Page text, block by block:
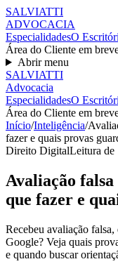
SALVIATTI
ADVOCACIA
EspecialidadesO
Área do Cliente em
Abrir menu
SALVIATTI
Advocacia
EspecialidadesO
Área do Cliente em
Início/Inteligência/
fazer e quais provas
Direito DigitalLeitura de
Avaliação
que fazer e
Recebeu avaliação
Google? Veja quais
e quando buscar